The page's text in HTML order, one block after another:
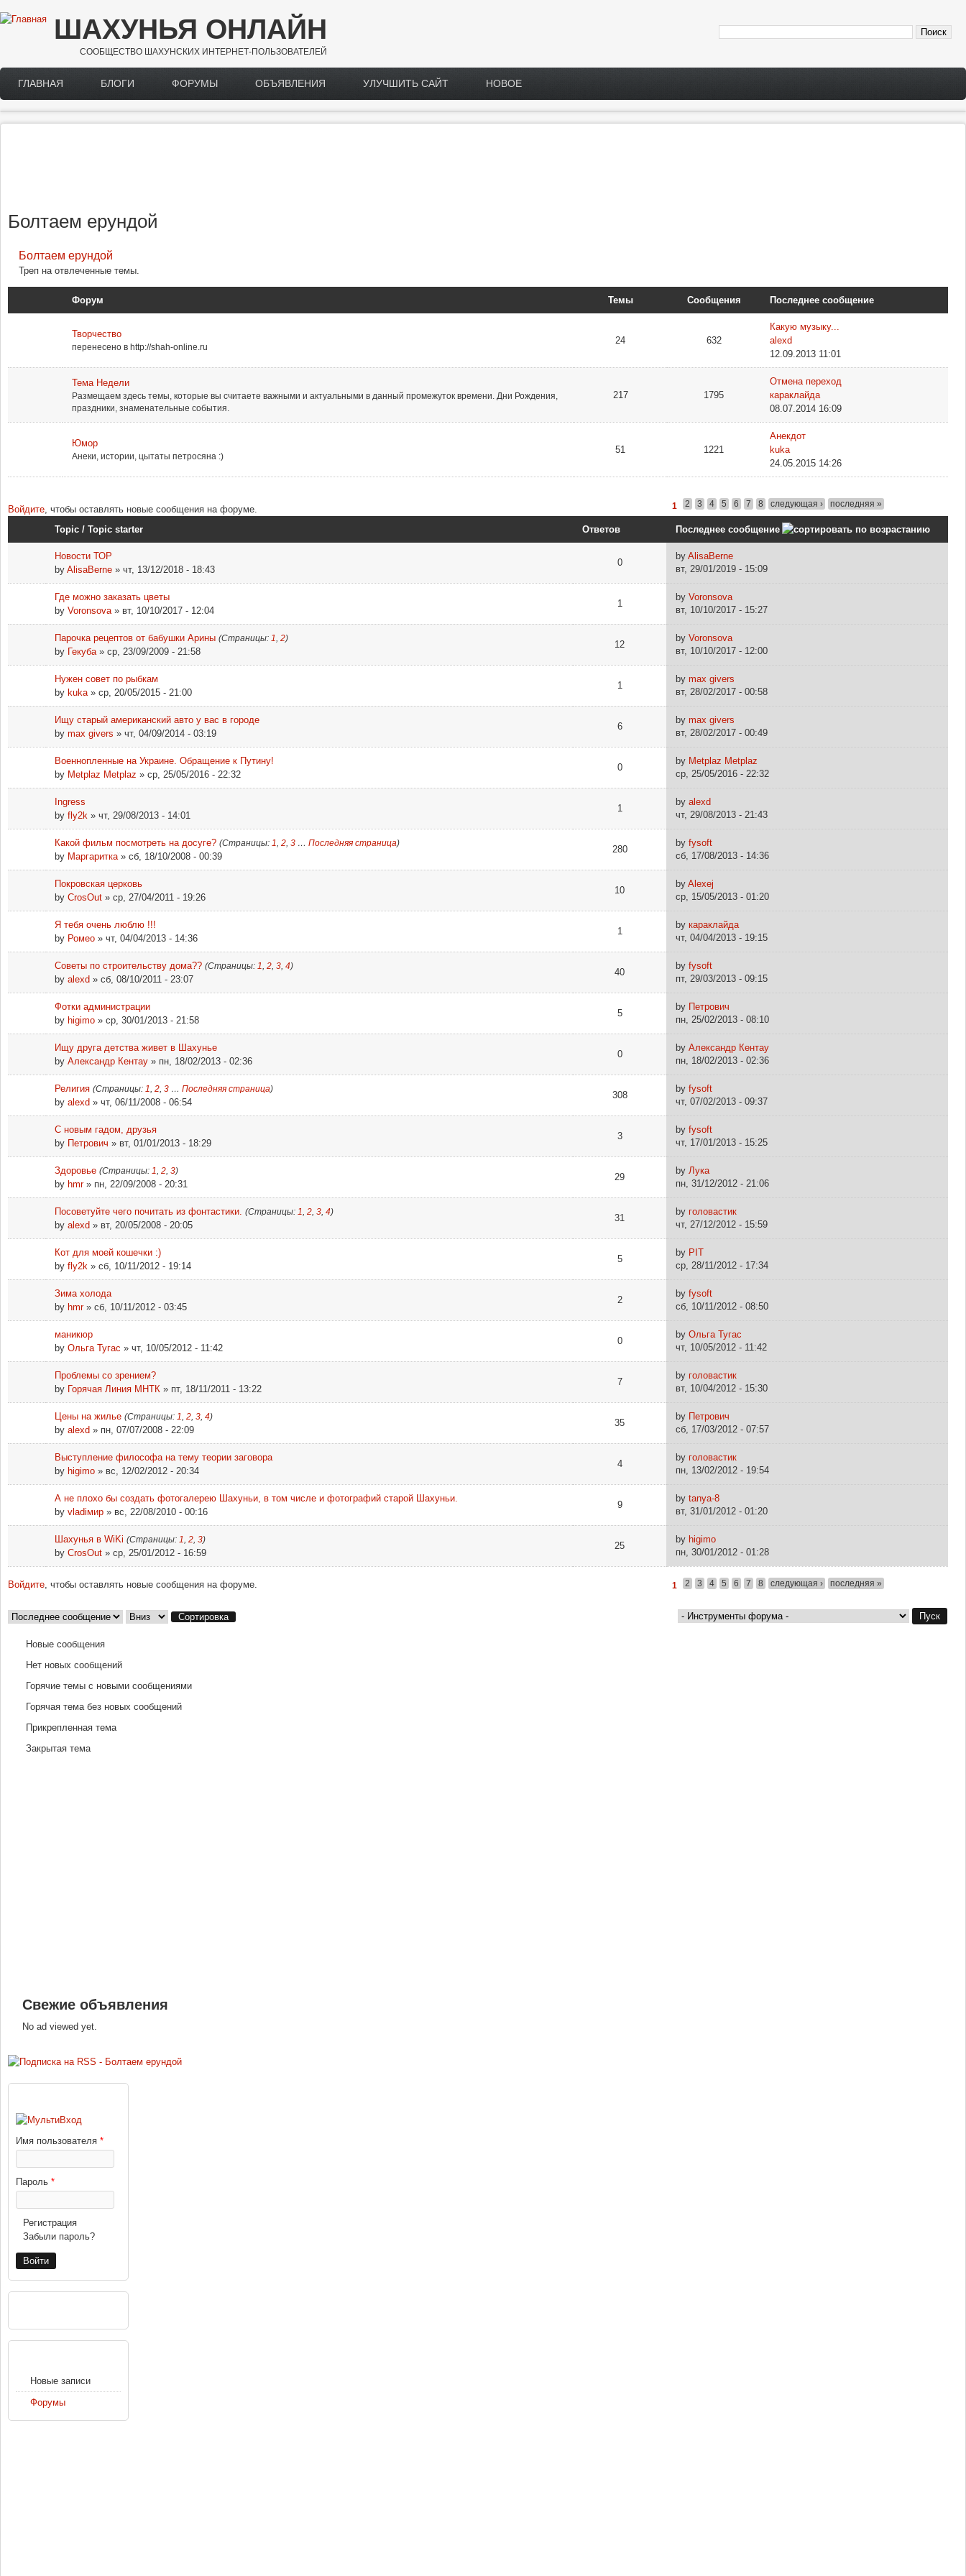
Перейти к основному содержанию
ШАХУНЬЯ ОНЛАЙН
СООБЩЕСТВО ШАХУНСКИХ ИНТЕРНЕТ-ПОЛЬЗОВАТЕЛЕЙ
Main menu
ГЛАВНАЯ БЛОГИ ФОРУМЫ ОБЪЯВЛЕНИЯ УЛУЧШИТЬ САЙТ НОВОЕ
Болтаем ерундой
Болтаем ерундой
Треп на отвлеченные темы.
Форум Темы Сообщения Последнее сообщение
Творчество
перенесено в http://shah-online.ru
24 632
Какую музыку...
alexd
12.09.2013 11:01
Тема Недели
Размещаем здесь темы, которые вы считаете важными и актуальными в данный промежуток времени. Дни Рождения,
праздники, знаменательные события.
217 1795
Отмена переход
караклайда
08.07.2014 16:09
Юмор
Анеки, истории, цытаты петросяна :)
51 1221
Анекдот
kuka
24.05.2015 14:26
Войдите, чтобы оставлять новые сообщения на форуме.
Страницы 1 2 3 4 5 6 7 8 следующая › последняя »
Topic / Topic starter Ответов Последнее сообщение
Новости ТОР
by AlisaBerne » чт, 13/12/2018 - 18:43
0
by AlisaBerne
вт, 29/01/2019 - 15:09
Где можно заказать цветы
by Voronsova» вт, 10/10/2017 - 12:04
1
by Voronsova
вт, 10/10/2017 - 15:27
Парочка рецептов от бабушки Арины (Страницы: 1 2)
by Гекуба» ср, 23/09/2009 - 21:58
12
by Voronsova
вт, 10/10/2017 - 12:00
Нужен совет по рыбкам
by kuka» ср, 20/05/2015 - 21:00
1
by max givers
вт, 28/02/2017 - 00:58
Ищу старый американский авто у вас в городе
by max givers » чт, 04/09/2014 - 03:19
6
by max givers
вт, 28/02/2017 - 00:49
Военнопленные на Украине. Обращение к Путину!
by Metplaz Metplaz » ср, 25/05/2016 - 22:32
0
by Metplaz Metplaz
ср, 25/05/2016 - 22:32
Ingress
by fly2k » чт, 29/08/2013 - 14:01
1
by alexd
чт, 29/08/2013 - 21:43
Какой фильм посмотреть на досуге? (Страницы: 1 2 3 … Последняя страница)
by Маргаритка» сб, 18/10/2008 - 00:39
280
by fysoft
сб, 17/08/2013 - 14:36
Покровская церковь
by CrosOut » ср, 27/04/2011 - 19:26
10
by Alexej
ср, 15/05/2013 - 01:20
Я тебя очень люблю !!!
by Ромео » чт, 04/04/2013 - 14:36
1
by караклайда
чт, 04/04/2013 - 19:15
Советы по строительству дома?? (Страницы: 1 2 3 4)
by alexd » сб, 08/10/2011 - 23:07
40
by fysoft
пт, 29/03/2013 - 09:15
Фотки администрации
by higimo » ср, 30/01/2013 - 21:58
5
by Петрович
пн, 25/02/2013 - 08:10
Ищу друга детства живет в Шахунье
by Александр Кентау » пн, 18/02/2013 - 02:36
0
by Александр Кентау
пн, 18/02/2013 - 02:36
Религия (Страницы: 1 2 3 … Последняя страница)
by alexd » чт, 06/11/2008 - 06:54
308
by fysoft
чт, 07/02/2013 - 09:37
С новым гадом, друзья
by Петрович » вт, 01/01/2013 - 18:29
3
by fysoft
чт, 17/01/2013 - 15:25
Здоровье (Страницы: 1 2 3)
by hmr» пн, 22/09/2008 - 20:31
29
by Лука
пн, 31/12/2012 - 21:06
Посоветуйте чего почитать из фонтастики. (Страницы: 1 2 3 4)
by alexd » вт, 20/05/2008 - 20:05
31
by головастик
чт, 27/12/2012 - 15:59
Кот для моей кошечки :)
by fly2k » сб, 10/11/2012 - 19:14
5
by PIT
ср, 28/11/2012 - 17:34
Зима холода
by hmr» сб, 10/11/2012 - 03:45
2
by fysoft
сб, 10/11/2012 - 08:50
маникюр
by Ольга Тугас » чт, 10/05/2012 - 11:42
0
by Ольга Тугас
чт, 10/05/2012 - 11:42
Проблемы со зрением?
by Горячая Линия МНТК » пт, 18/11/2011 - 13:22
7
by головастик
вт, 10/04/2012 - 15:30
Цены на жилье (Страницы: 1 2 3 4)
by alexd » пн, 07/07/2008 - 22:09
35
by Петрович
сб, 17/03/2012 - 07:57
Выступление философа на тему теории заговора
by higimo » вс, 12/02/2012 - 20:34
4
by головастик
пн, 13/02/2012 - 19:54
А не плохо бы создать фотогалерею Шахуньи, в том числе и фотографий старой Шахуньи.
by vladiмир » вс, 22/08/2010 - 00:16
9
by tanya-8
вт, 31/01/2012 - 01:20
Шахунья в WiKi (Страницы: 1 2 3)
by CrosOut » ср, 25/01/2012 - 16:59
25
by higimo
пн, 30/01/2012 - 01:28
Войдите, чтобы оставлять новые сообщения на форуме. 1 2 3 4 5 6 7 8 следующая › последняя »
Сортировка по Сортировка
Новые сообщения
Нет новых сообщений
Горячие темы с новыми сообщениями
Горячая тема без новых сообщений
Прикрепленная тема
Закрытая тема
Свежие объявления
No ad viewed yet.
Имя пользователя *
Пароль *
Регистрация
Забыли пароль?
Новые записи
Форумы